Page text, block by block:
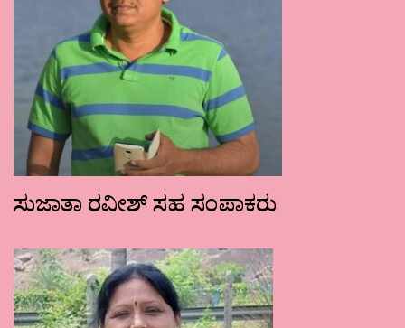
ಸುಜಾತಾ ರವೀಶ್ ಸಹ ಸಂಪಾಕರು